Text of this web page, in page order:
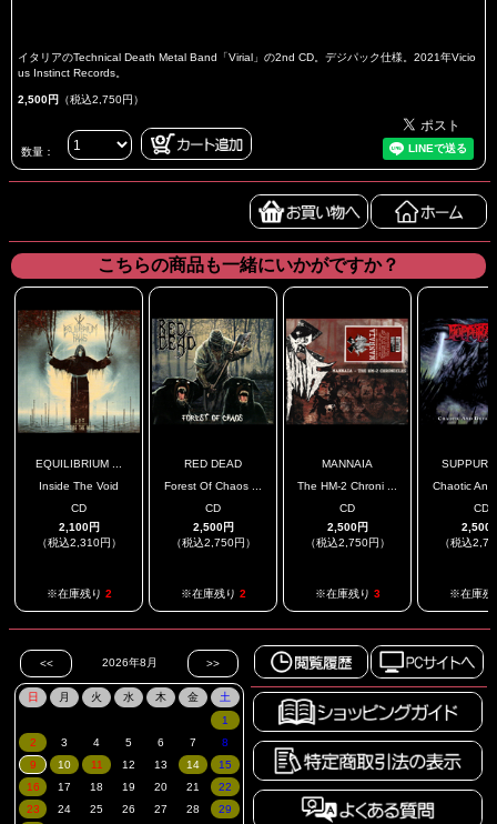
イタリアのTechnical Death Metal Band「Virial」の2nd CD。デジパック仕様。2021年Vicio
us Instinct Records。
2,500円 （税込2,750円）
数量：
こちらの商品も一緒にいかがですか？
EQUILIBRIUM ...
Inside The Void
CD
2,100円
（税込2,310円）
※在庫残り 2
RED DEAD
Forest Of Chaos ...
CD
2,500円
（税込2,750円）
※在庫残り 2
MANNAIA
The HM-2 Chroni ...
CD
2,500円
（税込2,750円）
※在庫残り 3
Chaotic And
CD
2,500
（税込
※在庫残